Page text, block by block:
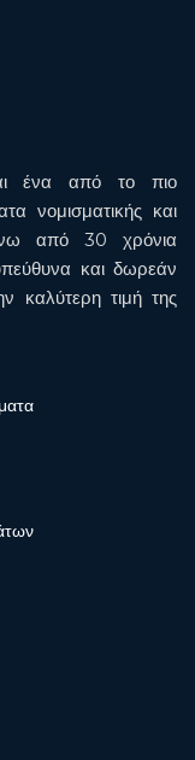
ένα από το πιο
νομισματικής και
από 30 χρόνια
και δωρεάν
καλύτερη τιμή της